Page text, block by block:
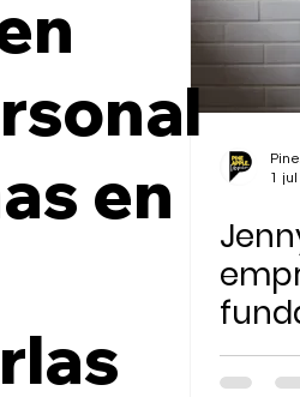
Sostenibilidad
1 jul
en